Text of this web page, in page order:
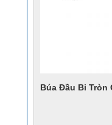
Búa Đầu Bi Tròn